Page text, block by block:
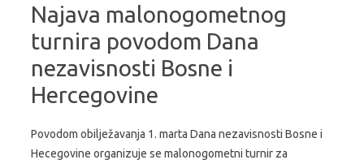
Najava malonogometnog
turnira povodom Dana
nezavisnosti Bosne i
Hercegovine
Povodom obilježavanja 1. marta Dana nezavisnosti Bosne i
Hecegovine organizuje se malonogometni turnir za